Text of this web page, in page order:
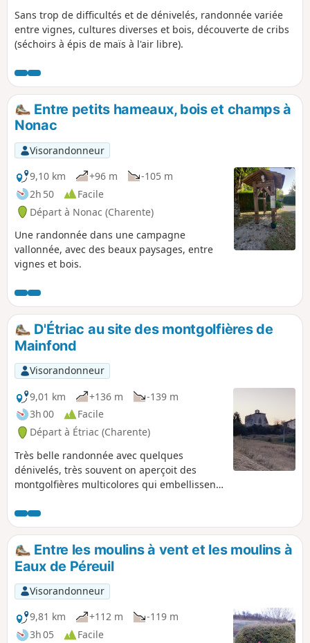
Sans trop de difficultés et de dénivelés, randonnée variée
entre vignes, cultures diverses et bois, découverte de cribs
(séchoirs à épis de maïs à l'air libre).
Entre petits hameaux, bois et champs à
Nonac
Visorandonneur
9,10 km
+96 m
-105 m
2h 50
Facile
Départ à Nonac (Charente)
Une randonnée dans une campagne
vallonnée, avec des beaux paysages, entre
vignes et bois.
D'Étriac au site des montgolfières de
Mainfond
Visorandonneur
9,01 km
+136 m
-139 m
3h 00
Facile
Départ à Étriac (Charente)
Très belle randonnée avec quelques
dénivelés, très souvent on aperçoit des
montgolfières multicolores qui embellissent
Entre les moulins à vent et les moulins à
Eaux de Péreuil
Visorandonneur
9,81 km
+112 m
-119 m
3h 05
Facile